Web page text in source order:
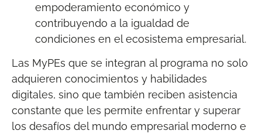
empoderamiento económico y
contribuyendo a la igualdad de
condiciones en el ecosistema empresarial.
Las MyPEs que se integran al programa no solo
adquieren conocimientos y habilidades
digitales, sino que también reciben asistencia
constante que les permite enfrentar y superar
los desafíos del mundo empresarial moderno e